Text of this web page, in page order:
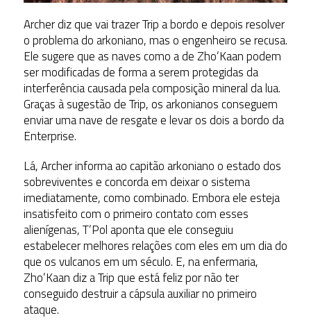
Archer diz que vai trazer Trip a bordo e depois resolver
o problema do arkoniano, mas o engenheiro se recusa.
Ele sugere que as naves como a de Zho’Kaan podem
ser modificadas de forma a serem protegidas da
interferência causada pela composição mineral da lua.
Graças à sugestão de Trip, os arkonianos conseguem
enviar uma nave de resgate e levar os dois a bordo da
Enterprise.
Lá, Archer informa ao capitão arkoniano o estado dos
sobreviventes e concorda em deixar o sistema
imediatamente, como combinado. Embora ele esteja
insatisfeito com o primeiro contato com esses
alienígenas, T’Pol aponta que ele conseguiu
estabelecer melhores relações com eles em um dia do
que os vulcanos em um século. E, na enfermaria,
Zho’Kaan diz a Trip que está feliz por não ter
conseguido destruir a cápsula auxiliar no primeiro
ataque.